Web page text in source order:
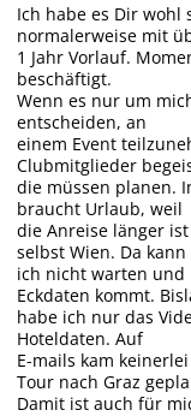
Ich habe es Dir wohl
normalerweise mit
1 Jahr Vorlauf.
beschäftigt.
Wenn es nur um
entscheiden, an
einem Event
Clubmitglieder
die müssen planen.
braucht Urlaub, weil
die Anreise länger
selbst Wien. Da kann
ich nicht warten und
Eckdaten kommt.
habe ich nur das
Hoteldaten. Auf
E-mails kam
Tour nach Graz
Damit ist auch für